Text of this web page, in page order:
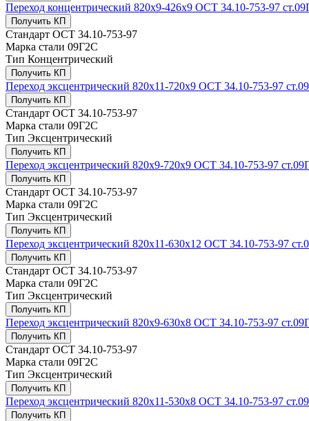
Переход концентрический 820х9-426x9 ОСТ 34.10-753-97
Получить КП
Стандарт ОСТ 34.10-753-97
Марка стали 09Г2С
Тип Концентрический
Получить КП
Переход эксцентрический 820x11-720x9 ОСТ 34.10-753-97
Получить КП
Стандарт ОСТ 34.10-753-97
Марка стали 09Г2С
Тип Эксцентрический
Получить КП
Переход эксцентрический 820x9-720x9 ОСТ 34.10-753-97
Получить КП
Стандарт ОСТ 34.10-753-97
Марка стали 09Г2С
Тип Эксцентрический
Получить КП
Переход эксцентрический 820x11-630x12 ОСТ 34.10-753-97
Получить КП
Стандарт ОСТ 34.10-753-97
Марка стали 09Г2С
Тип Эксцентрический
Получить КП
Переход эксцентрический 820x9-630x8 ОСТ 34.10-753-97
Получить КП
Стандарт ОСТ 34.10-753-97
Марка стали 09Г2С
Тип Эксцентрический
Получить КП
Переход эксцентрический 820x11-530x8 ОСТ 34.10-753-97
Получить КП